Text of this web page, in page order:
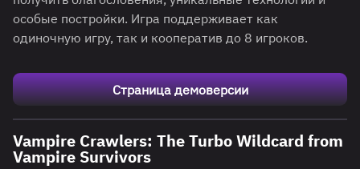
особые постройки. Игра поддерживает как
одиночную игру, так и кооператив до 8 игроков.
Страница демоверсии
Vampire Crawlers: The Turbo Wildcard from
Vampire Survivors